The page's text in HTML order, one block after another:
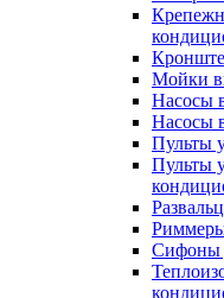
Мойки
Насосы
Насосы
Пульты
Пульты
Сифоны